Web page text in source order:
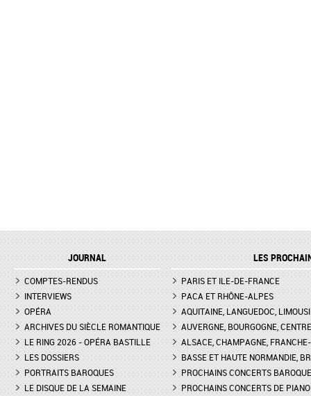
JOURNAL
COMPTES-RENDUS
INTERVIEWS
OPÉRA
ARCHIVES DU SIÈCLE ROMANTIQUE
LE RING 2026 - OPÉRA BASTILLE
LES DOSSIERS
PORTRAITS BAROQUES
LE DISQUE DE LA SEMAINE
LES
PARIS ET ILE-DE-FRANCE
PACA ET RHÔNE-ALPES
AQUITAINE, LANGUEDOC,
AUVERGNE, BOURGOGNE, CENTRE
ALSACE, CHAMPAGNE,
BASSE ET HAUTE NORMANDIE,
PROCHAINS CONCERTS
PROCHAINS CONCERTS DE PIANO